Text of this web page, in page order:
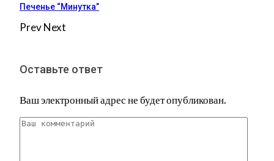
Печенье “Минутка”
PrevNext
Оставьте ответ
Ваш электронный адрес не будет опубликован.